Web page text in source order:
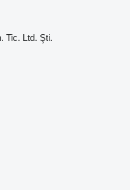
Tic. Ltd. Şti.